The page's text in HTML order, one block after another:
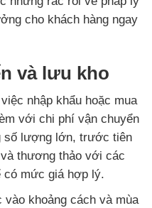
cho khách hàng ngay
và lưu kho
nhập khẩu hoặc mua
với chi phí vận chuyển
số lượng lớn, trước tiên
thương thảo với các
có mức giá hợp lý.
vào khoảng cách và mùa